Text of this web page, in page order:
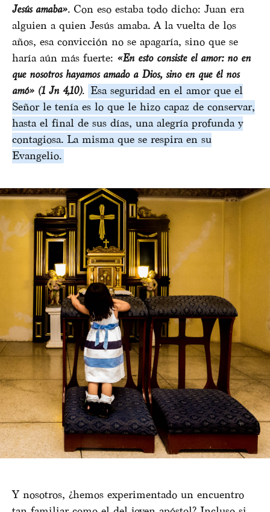
Jesús amaba». Con eso estaba todo dicho: Juan era
alguien a quien Jesús amaba. A la vuelta de los
años, esa convicción no se apagaría, sino que se
haría aún más fuerte: «En esto consiste el amor: no en
que nosotros hayamos amado a Dios, sino en que él nos
amó» (1 Jn 4,10). Esa seguridad en el amor que el
Señor le tenía es lo que le hizo capaz de conservar,
hasta el final de sus días, una alegría profunda y
contagiosa. La misma que se respira en su
Evangelio.
Y nosotros, ¿hemos experimentado un encuentro